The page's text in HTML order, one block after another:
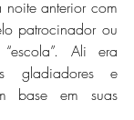
anterior com
patrocinador ou
Ali era
gladiadores e
base em suas